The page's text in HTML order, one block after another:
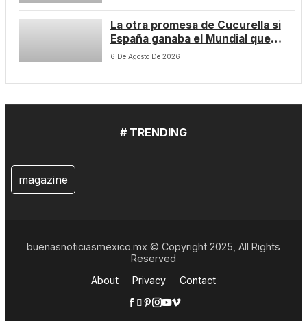
La otra promesa de Cucurella si
España ganaba el Mundial que
todavía no ha cumplido
6 De Agosto De 2026
# TRENDING
magazine
buenasnoticiasmexico.mx © Copyright 2025, All Rights
Reserved
About
Privacy Contact